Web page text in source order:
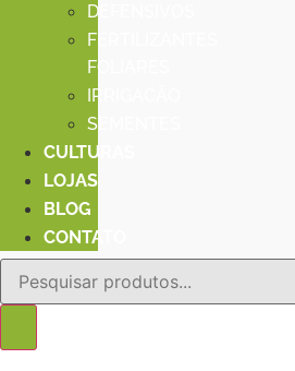
DEFENSIVOS
FERTILIZANTES
FOLIARES
IRRIGACÃO
SEMENTES
CULTURAS
LOJAS
BLOG
CONTATO
Pesquisar
produtos